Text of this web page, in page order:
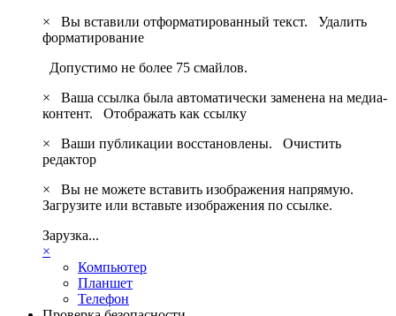
×
Вы вставили отформатированный текст. Удалить
форматирование
Допустимо не более 75 смайлов.
×
Ваша ссылка была автоматически заменена на медиа-
контент. Отображать как ссылку
×
Ваши публикации восстановлены. Очистить
редактор
×
Вы не можете вставить изображения напрямую.
Загрузите или вставьте изображения по ссылке.
Зарузка...
×
Компьютер
Планшет
Телефон